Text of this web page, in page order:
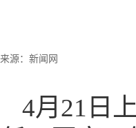
来源：新闻网
4月 21 日